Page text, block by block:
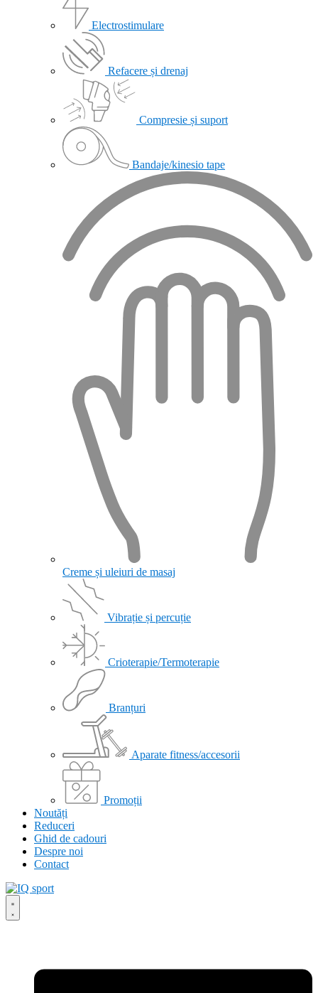
Electrostimulare
Refacere și drenaj
Compresie și suport
Bandaje/kinesio tape
Creme și uleiuri de masaj
Vibrație și percuție
Crioterapie/Termoterapie
Branțuri
Aparate fitness/accesorii
Promoții
Noutăți
Reduceri
Ghid de cadouri
Despre noi
Contact